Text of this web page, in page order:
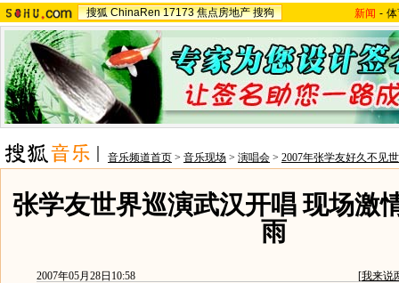
搜狐 ChinaRen 17173 焦点房地产 搜狗 新闻 -
音乐频道首页 > 音乐现场 > 演唱会 > 2007年张学友好久不见
张学友世界巡演武汉开唱 现场激
雨
2007年05月28日10:58 [我来说